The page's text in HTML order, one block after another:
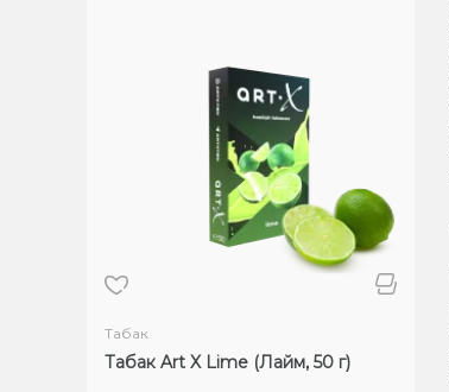
Табак
Табак Art X Lime (Лайм, 50 г)